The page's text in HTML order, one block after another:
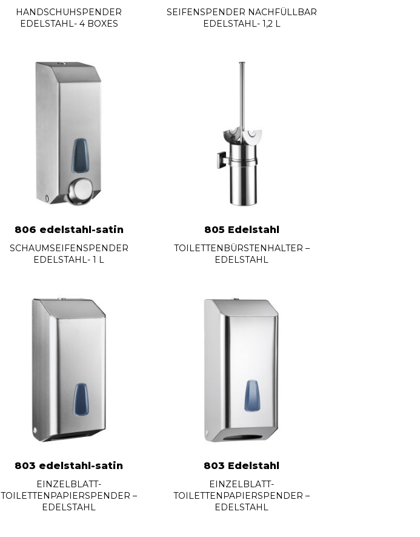
HANDSCHUHSPENDER
EDELSTAHL- 4 BOXES
SEIFENSPENDER NACHFÜLLBAR
EDELSTAHL- 1,2 L
806 edelstahl-satin
SCHAUMSEIFENSPENDER
EDELSTAHL- 1 L
805 Edelstahl
TOILETTENBÜRSTENHALTER –
EDELSTAHL
803 edelstahl-satin
EINZELBLATT-
TOILETTENPAPIERSPENDER –
EDELSTAHL
803 Edelstahl
EINZELBLATT-
TOILETTENPAPIERSPENDER –
EDELSTAHL